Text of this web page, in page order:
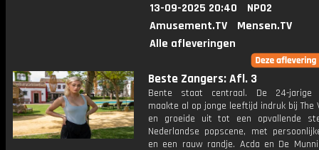
13-09-2025 20:40
NPO2
Amusement.TV
Mensen.TV
Alle afleveringen
Beste Zangers: Afl. 3
Bente staat centraal. De 24-jarige
maakte al op jonge leeftijd indruk bij The
en groeide uit tot een opvallende
Nederlandse popscene, met
en een rauw randje. Acda en De